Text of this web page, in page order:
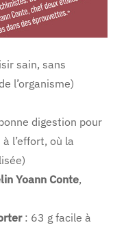
sain, sans
l’organisme)
digestion pour
l’effort, où la
Yoann Conte,
: 63 g facile à